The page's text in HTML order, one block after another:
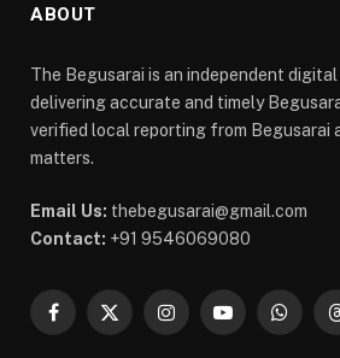
ABOUT
The Begusarai is an independent
delivering accurate and timely
verified local reporting from Begusarai
matters.
Email Us: thebegusarai@gmail.com
Contact: +91 9546069080
Facebook
X
InstagramYouTube